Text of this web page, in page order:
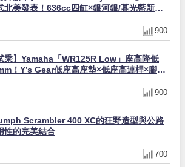
北美發表！636cc四缸×銀河銀/暮光藍新色
900
乘】Yamaha「WR125R Low」座高降低
！Y’s Gear低座高座墊×低座高連桿×腳踏
900
Scrambler 400 XC的狂野造型與公路
性的完美結合
700